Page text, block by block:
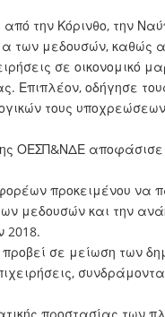
την Κόρινθο, την
των μεδουσών, καθώς
σε οικονομικό
Επιπλέον, οδήγησε
τους
ΟΕΣΠ&ΝΔΕ
προκειμένου να
μεδουσών και την
2018.
σε μείωση των